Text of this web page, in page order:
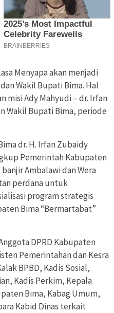
Menyapa akan menjadi
Wakil Bupati Bima. Hal
misi Ady Mahyudi – dr. Irfan
Wakil Bupati Bima, periode
dr. H. Irfan Zubaidy
Pemerintah Kabupaten
Ambalawi dan Wera
perdana untuk
program strategis
Bima “Bermartabat”
DPRD Kabupaten
Pemerintahan dan Kesra
BPBD, Kadis Sosial,
Kadis Perkim, Kepala
Bima, Kabag Umum,
Kabid Dinas terkait